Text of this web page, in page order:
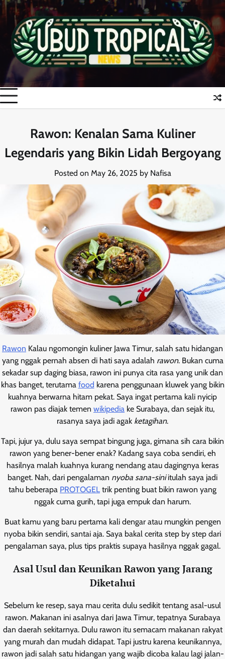
Skip
to
content
Rawon: Kenalan Sama Kuliner
Legendaris yang Bikin Lidah Bergoyang
Posted on May 26, 2025 by Nafisa
Rawon Kalau ngomongin kuliner Jawa Timur, salah satu hidangan
yang nggak pernah absen di hati saya adalah rawon. Bukan cuma
sekadar sup daging biasa, rawon ini punya cita rasa yang unik dan
khas banget, terutama food karena penggunaan kluwek yang bikin
kuahnya berwarna hitam pekat. Saya ingat pertama kali nyicip
rawon pas diajak temen wikipedia ke Surabaya, dan sejak itu,
rasanya saya jadi agak ketagihan.
Tapi, jujur ya, dulu saya sempat bingung juga, gimana sih cara bikin
rawon yang bener-bener enak? Kadang saya coba sendiri, eh
hasilnya malah kuahnya kurang nendang atau dagingnya keras
banget. Nah, dari pengalaman nyoba sana-siniitulah saya jadi
tahu beberapa PROTOGEL trik penting buat bikin rawon yang
nggak cuma gurih, tapi juga empuk dan harum.
Buat kamu yang baru pertama kali dengar atau mungkin pengen
nyoba bikin sendiri, santai aja. Saya bakal cerita step by step dari
pengalaman saya, plus tips praktis supaya hasilnya nggak gagal.
Asal Usul dan Keunikan Rawon yang Jarang
Diketahui
Sebelum ke resep, saya mau cerita dulu sedikit tentang asal-usul
rawon. Makanan ini asalnya dari Jawa Timur, tepatnya Surabaya
dan daerah sekitarnya. Dulu rawon itu semacam makanan rakyat
yang murah dan mudah didapat. Tapi justru karena keunikannya,
rawon jadi salah satu hidangan yang wajib dicoba kalau lagi jalan-